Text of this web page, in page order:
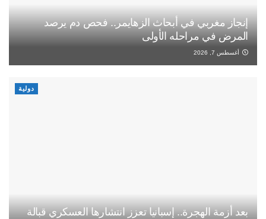
إنجاز مغربي في أبحاث الزهايمر.. فحص دم يرصد
المرض في مراحله الأولى
أغسطس 7, 2026
دولية
بعد أزمة الهجرة.. إسبانيا تعزز انتشارها العسكري قبالة